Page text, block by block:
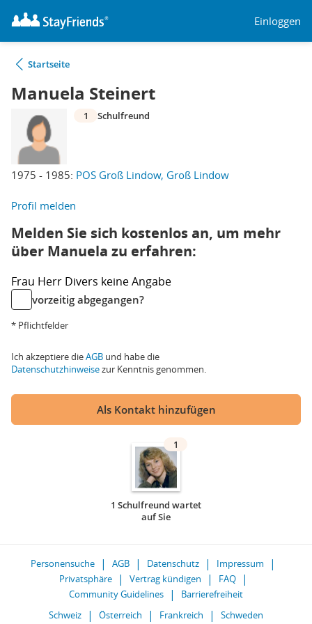
Einloggen
Startseite
Manuela Steinert
1975 - 1985: POS Groß Lindow, Groß Lindow
1 Schulfreund
Profil melden
Melden Sie sich kostenlos an, um mehr
über Manuela zu erfahren:
Frau Herr Divers keine Angabe
vorzeitig abgegangen?
* Pflichtfelder
Ich akzeptiere dieAGB und habe die
Datenschutzhinweisezur Kenntnis genommen.
Als Kontakt hinzufügen
1
1 Schulfreund wartet
auf Sie
Personensuche AGB Datenschutz
Impressum
Privatsphäre
Vertrag kündigen
FAQ
Community Guidelines
Barrierefreiheit
Schweiz
Österreich Frankreich Schweden